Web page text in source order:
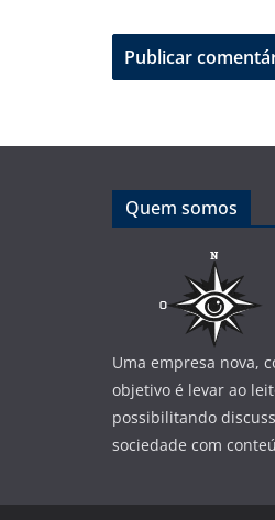
Quem somos
Uma empresa nova,
objetivo é levar ao
possibilitando
sociedade com